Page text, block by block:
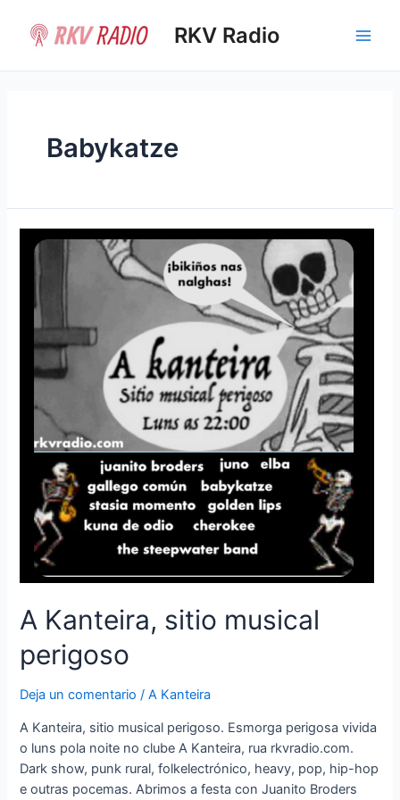
contenido
RKV Radio
Babykatze
A Kanteira, sitio musical
perigoso
Deja un comentario /A Kanteira
A Kanteira, sitio musical perigoso. Esmorga perigosa vivida
o luns pola noite no clube A Kanteira, rua rkvradio.com.
Dark show, punk rural, folkelectrónico, heavy, pop, hip-hop
e outras pocemas. Abrimos a festa con Juanito Broders